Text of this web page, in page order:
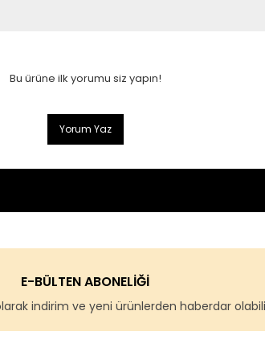
Bu ürüne ilk yorumu siz yapın!
Yorum Yaz
E-BÜLTEN ABONELİĞİ
indirim ve yeni ürünlerden haberdar